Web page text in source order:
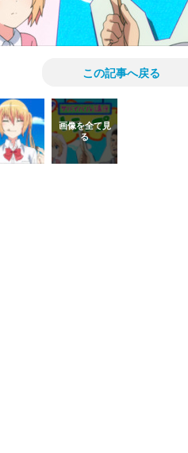
この記事へ戻る